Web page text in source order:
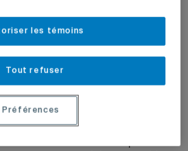
18 h 09
et Jean-François Sauvé, du
où ils présentent chacun un
du Short Film Corner, qui a
Tout refuser
les témoins
Préférences